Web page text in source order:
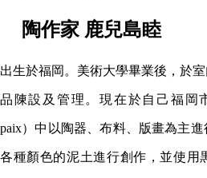
陶作家 鹿兒島睦
出生於福岡。美術大學畢業後，於
品陳設及管理。現在於自己福岡
paix）中以陶器、布料、版畫為主進
各種顏色的泥土進行創作，並使用